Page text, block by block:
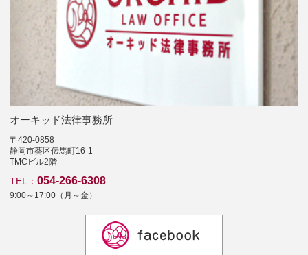
オーキッド法律事務所
〒420-0858
静岡市葵区伝馬町16-1
TMCビル2階
TEL：054-266-6308
9:00～17:00（月～金）